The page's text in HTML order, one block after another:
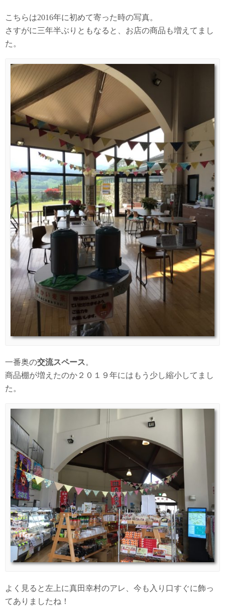
こちらは2016年に初めて寄った時の写真。
さすがに三年半ぶりともなると、お店の商品も増えてまし
た。
一番奥の交流スペース。
商品棚が増えたのか２０１９年にはもう少し縮小してまし
た。
よく見ると左上に真田幸村のアレ、今も入り口すぐに飾っ
てありましたね！